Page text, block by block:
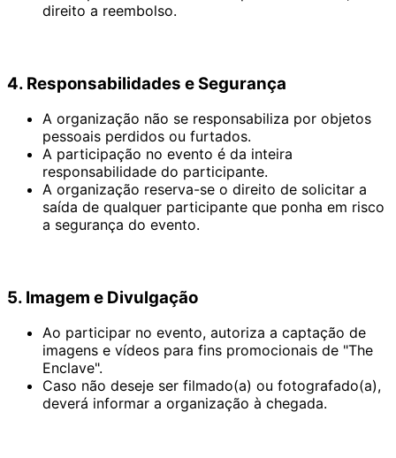
direito a reembolso.
4. Responsabilidades e Segurança
A organização não se responsabiliza por objetos
pessoais perdidos ou furtados.
A participação no evento é da inteira
responsabilidade do participante.
A organização reserva-se o direito de solicitar a
saída de qualquer participante que ponha em risco
a segurança do evento.
5. Imagem e Divulgação
Ao participar no evento, autoriza a captação de
imagens e vídeos para fins promocionais de "The
Enclave".
Caso não deseje ser filmado(a) ou fotografado(a),
deverá informar a organização à chegada.